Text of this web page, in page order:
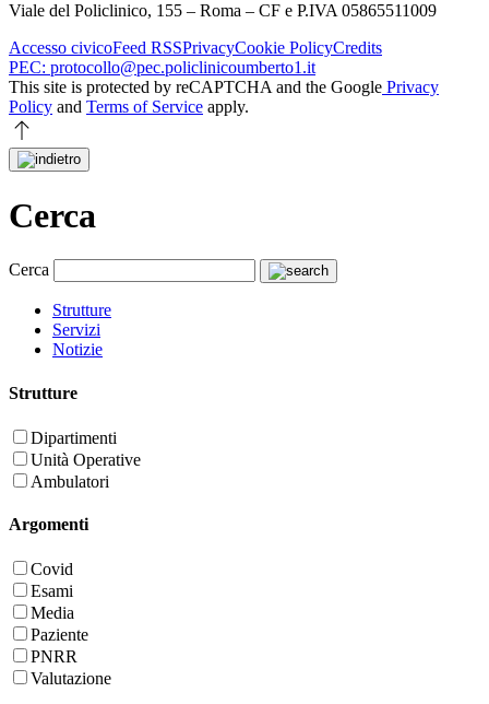
Viale del Policlinico, 155 – Roma – CF e P.IVA 05865511009
Accesso civicoFeed RSSPrivacyCookie PolicyCredits
PEC: protocollo@pec.policlinicoumberto1.it
This site is protected by reCAPTCHA and the Google Privacy
Policy and Terms of Service apply.
Cerca
Cerca
Strutture
Servizi
Notizie
Strutture
Dipartimenti
Unità Operative
Ambulatori
Argomenti
Covid
Esami
Media
Paziente
PNRR
Valutazione